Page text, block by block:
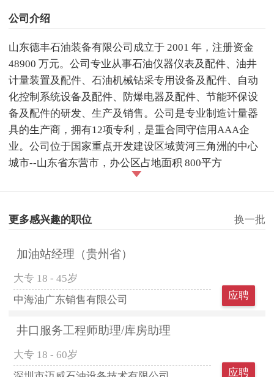
公司介绍
山东德丰石油装备有限公司成立于 2001 年，注册资金
48900 万元。公司专业从事石油仪器仪表及配件、油井
计量装置及配件、石油机械钻采专用设备及配件、自动
化控制系统设备及配件、防爆电器及配件、节能环保设
备及配件的研发、生产及销售。公司是专业制造计量器
具的生产商，拥有12项专利，是重合同守信用AAA企
业。公司位于国家重点开发建设区域黄河三角洲的中心
城市--山东省东营市，办公区占地面积 800平方
更多感兴趣的职位 换一批
加油站经理（贵州省）
大专 18 - 45岁
中海油广东销售有限公司
应聘
井口服务工程师助理/库房助理
大专 18 - 60岁
应聘